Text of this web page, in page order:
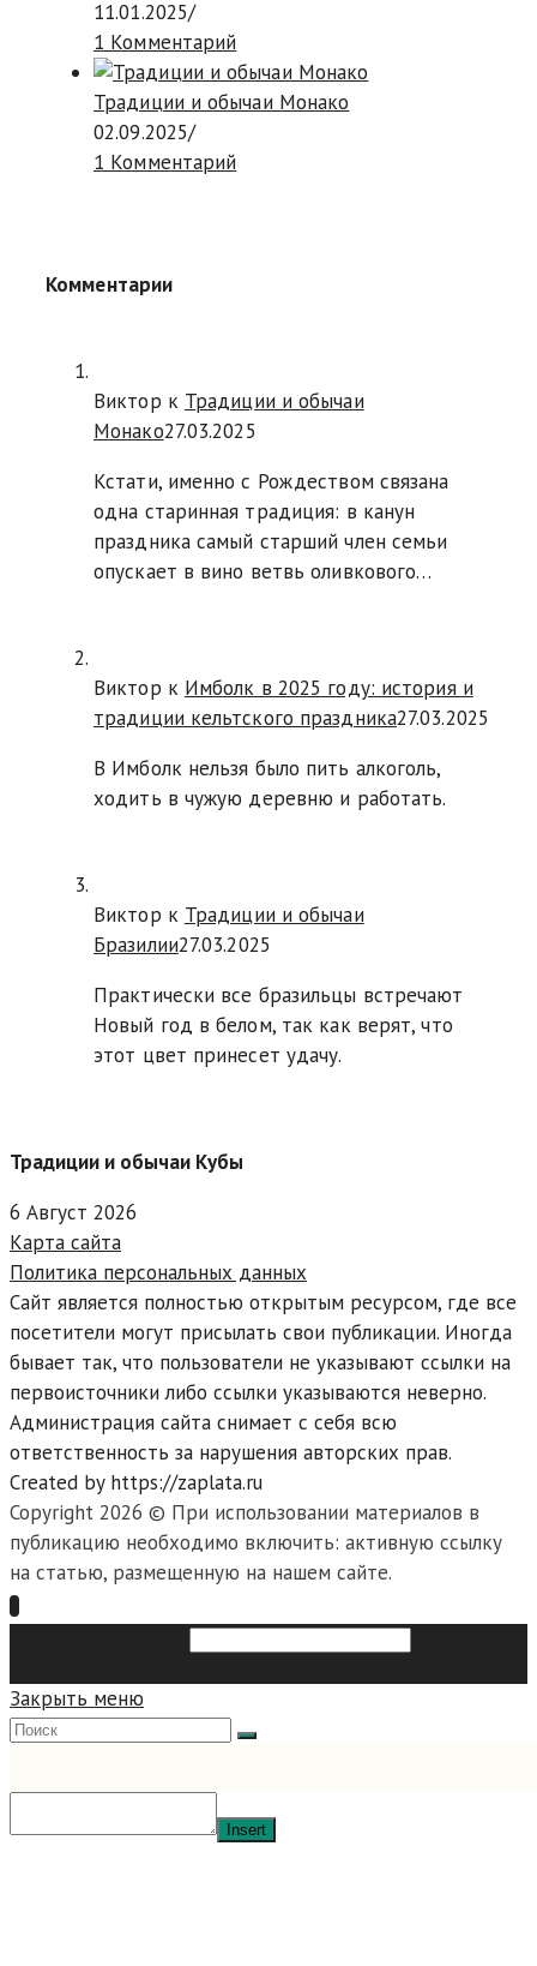
11.01.2025/
1 Комментарий
Традиции и обычаи Монако
02.09.2025/
1 Комментарий
Комментарии
Виктор к Традиции и обычаи
Монако27.03.2025
Кстати, именно с Рождеством связана
одна старинная традиция: в канун
праздника самый старший член семьи
опускает в вино ветвь оливкового…
Виктор к Имболк в 2025 году: история и
традиции кельтского праздника27.03.2025
В Имболк нельзя было пить алкоголь,
ходить в чужую деревню и работать.
Виктор к Традиции и обычаи
Бразилии27.03.2025
Практически все бразильцы встречают
Новый год в белом, так как верят, что
этот цвет принесет удачу.
Традиции и обычаи Кубы
6 Август 2026
Карта сайта
Политика персональных данных
Сайт является полностью открытым ресурсом, где все
посетители могут присылать свои публикации. Иногда
бывает так, что пользователи не указывают ссылки на
первоисточники либо ссылки указываются неверно.
Администрация сайта снимает с себя всю
ответственность за нарушения авторских прав.
Created by https://zaplata.ru
Copyright 2026 © При использовании материалов в
публикацию необходимо включить: активную ссылку
на статью, размещенную на нашем сайте.
Закрыть меню
Insert